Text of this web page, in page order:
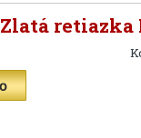
Zlatá retiazka